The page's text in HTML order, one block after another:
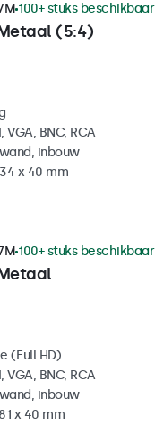
(5:4)
100+ stuks beschikbaar
BNC, RCA
inbouw
x 40 mm
100+ stuks beschikbaar
(Full HD)
BNC, RCA
inbouw
x 40 mm